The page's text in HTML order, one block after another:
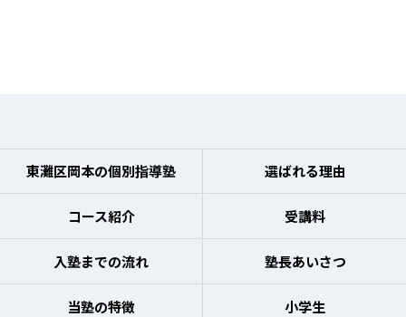
東灘区岡本の個別指導塾 選ばれる理由
コース紹介 受講料
入塾までの流れ 塾長あいさつ
当塾の特徴 小学生